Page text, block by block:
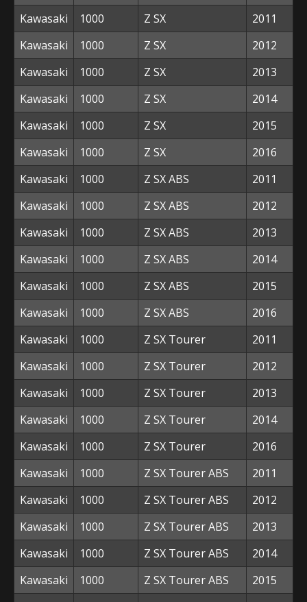
Kawasaki 1000 Z SX
2011
Kawasaki
1000 Z SX
2012
Kawasaki
1000 Z SX
2013
Kawasaki
1000 Z SX
2014
Kawasaki
1000 Z SX
2015
Kawasaki
1000 Z SX
2016
Kawasaki
1000 Z SX ABS
2011
Kawasaki
1000 Z SX ABS
2012
Kawasaki
1000 Z SX ABS
2013
Kawasaki
1000 Z SX ABS
2014
Kawasaki
1000 Z SX ABS
2015
Kawasaki
1000 Z SX ABS
2016
Kawasaki
1000 Z SX Tourer
2011
Kawasaki
1000 Z SX Tourer
2012
Kawasaki
1000 Z SX Tourer
2013
Kawasaki
1000 Z SX Tourer
2014
Kawasaki
1000 Z SX Tourer
2016
Kawasaki
1000 Z SX Tourer ABS
2011
Kawasaki
1000 Z SX Tourer ABS
2012
Kawasaki
1000 Z SX Tourer ABS
2013
Kawasaki
1000 Z SX Tourer ABS
2014
Kawasaki
1000 Z SX Tourer ABS
2015